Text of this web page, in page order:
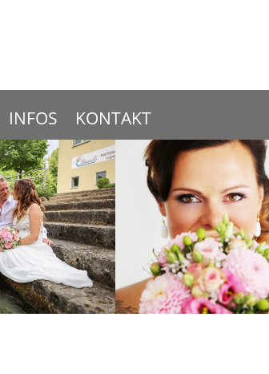
INFOS KONTAKT